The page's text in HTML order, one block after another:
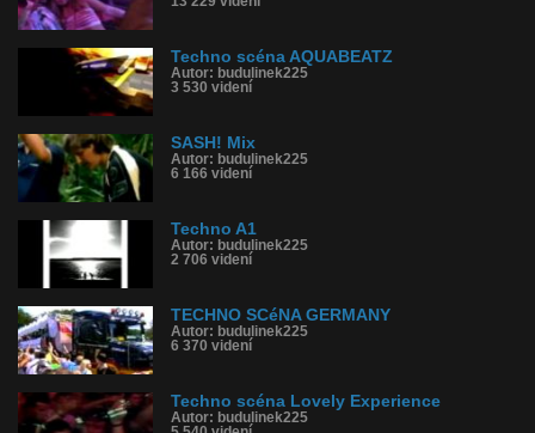
Techno scéna AQUABEATZ
Autor: budulinek225
3 530 videní
SASH! Mix
Autor: budulinek225
6 166 videní
Techno A1
Autor: budulinek225
2 706 videní
TECHNO SCéNA GERMANY
Autor: budulinek225
6 370 videní
Techno scéna Lovely Experience
Autor: budulinek225